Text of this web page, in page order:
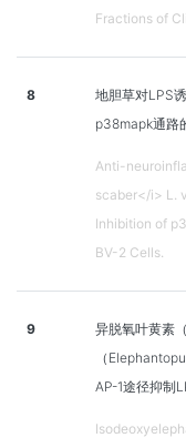
Fractions of
8
地胆草对LPS
p38mapk通路
Anti-
scaber</i> L.
Inhibition of
BV-2 Cells.
9
异脱氧叶黄素
（
AP-1途径抑制